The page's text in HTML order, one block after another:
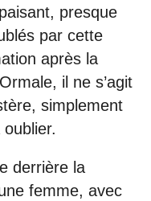
presque
par cette
après la
il ne s’agit
simplement
derrière la
femme, avec